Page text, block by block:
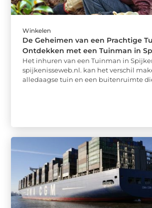
Winkelen
De Geheimen van een Prachtige
Ontdekken met een Tuinman in
Het inhuren van een Tuinman in
spijkenisseweb.nl. kan het verschil
alledaagse tuin en een buitenruimte